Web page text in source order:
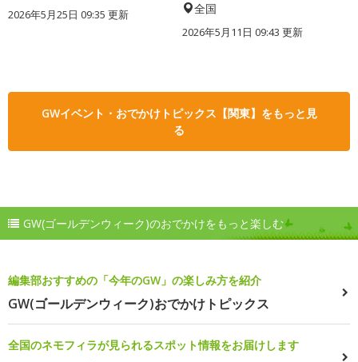
2026年5月25日 09:35 更新 全国
2026年5月11日 09:43 更新
GWイベント・おでかけトピックス【関東】をもっと見
る
GW(ゴールデンウィーク)のおでかけをもっと楽しむ
編集部おすすめの「今年のGW」の楽しみ方を紹介
GW(ゴールデンウィーク)おでかけトピックス
全国のネモフィラが見られるスポット情報をお届けします